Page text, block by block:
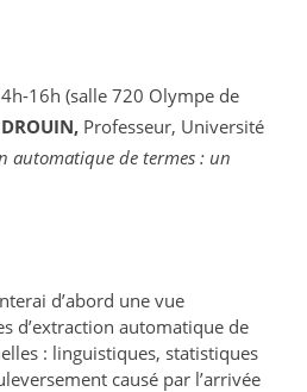
16h (salle 720 Olympe de
Professeur, Université
automatique de termes : un
d’abord une vue
d’extraction automatique de
: linguistiques, statistiques
causé par l’arrivée